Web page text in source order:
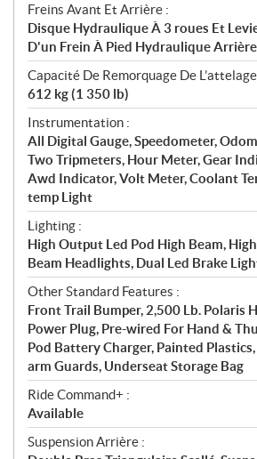
Freins Avant Et Arrière :
Disque Hydraulique À 3 roues Et
D'un Frein À Pied Hydraulique Arrière
Capacité De Remorquage De
612 kg (1 350 lb)
Instrumentation :
All Digital Gauge, Speedometer,
Two Tripmeters, Hour Meter, Gear
Awd Indicator, Volt Meter, Coolant
temp Light
Lighting :
High Output Led Pod High Beam,
Beam Headlights, Dual Led Brake
Other Standard Features :
Front Trail Bumper, 2,500 Lb. Polaris
Power Plug, Pre-wired For Hand &
Pod Battery Charger, Painted
arm Guards, Underseat Storage Bag
Ride Command+ :
Available
Suspension Arrière :